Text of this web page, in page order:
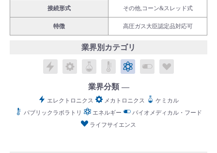
日本語／English
お問い合わせ
接続形式 その他,コーン&スレッド式
特徴 高圧ガス大臣認定品対応可
業界別カテゴリ
エレクトロニクス
メカトロニクス
ケミカルパブリックラボラトリ
エネルギーバイオメディカ
業界分類
エレクトロニクス メカトロニクス
ケミカル
パブリックラボラトリ
エネルギー
バイオメディカル・フード
ライフサイエンス